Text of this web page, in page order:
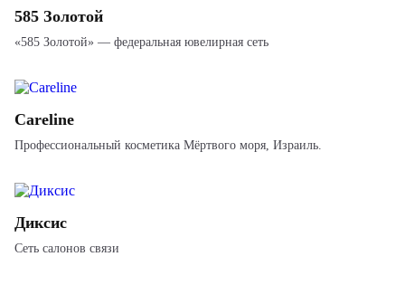
585 Золотой
«585 Золотой» — федеральная ювелирная сеть
Careline
Профессиональный косметика Мёртвого моря, Израиль.
Диксис
Сеть салонов связи